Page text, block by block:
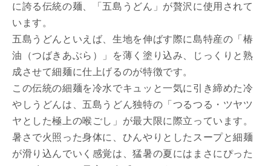
に誇る伝統の麺、「五島うどん」が贅沢に使用されて
います。
五島うどんといえば、生地を伸ばす際に島特産の「椿
油（つばきあぶら）」を薄く塗り込み、じっくりと熟
成させて細麺に仕上げるのが特徴です。
この伝統の細麺を冷水でキュッと一気に引き締めた冷
やしうどんは、五島うどん独特の「つるつる・ツヤツ
ヤとした極上の喉ごし」が最大限に際立っています。
暑さで火照った身体に、ひんやりとしたスープと細麺
が滑り込んでいく感覚は、猛暑の夏にはまさにぴった